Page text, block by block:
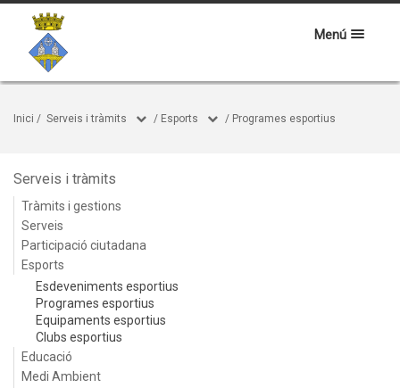
Menú
Inici / Serveis i tràmits / Esports / Programes esportius
Serveis i tràmits
Tràmits i gestions
Serveis
Participació ciutadana
Esports
Esdeveniments esportius
Programes esportius
Equipaments esportius
Clubs esportius
Educació
Medi Ambient